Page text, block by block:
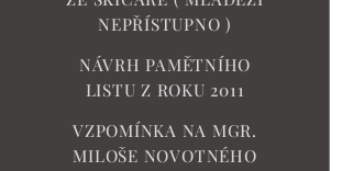
NEPŘÍSTUPNO )
NÁVRH PAMĚTNÍHO
LISTU Z ROKU 2011
VZPOMÍNKA NA MGR.
MILOŠE NOVOTNÉHO